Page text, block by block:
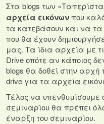
Στα blogs των
αρχεία εικόνωνπου
τα κατεβάσουν και να
που θα έχουν
μας. Τα ίδια αρχεία με
Drive οπότε αν κάποιος
blogs θα δοθεί στην αρχή
drive για τα αρχεία
Τέλος να υπενθυμίσουμε
σεμιναρίου θα πρέπει
έναρξη του σεμιναρίου.